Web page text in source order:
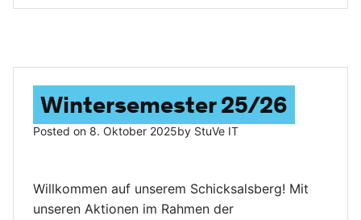
Wintersemester 25/26
Posted on 8. Oktober 2025by StuVe IT
Willkommen auf unserem Schicksalsberg! Mit
unseren Aktionen im Rahmen der